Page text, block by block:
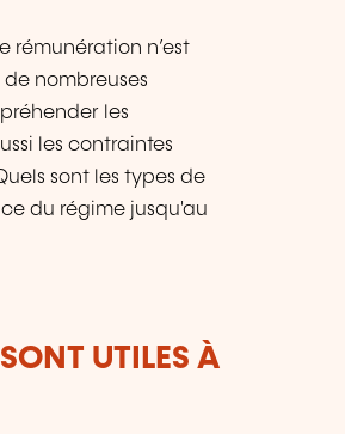
rémunération n’est
nombreuses
les
les contraintes
sont les types de
du régime jusqu'au
UTILES À